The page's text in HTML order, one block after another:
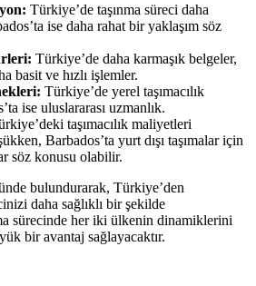
Türkiye’de taşınma süreci daha
ise daha rahat bir yaklaşım söz
Türkiye’de daha karmaşık belgeler,
basit ve hızlı işlemler.
Türkiye’de yerel taşımacılık
ise uluslararası uzmanlık.
taşımacılık maliyetleri
Barbados’ta yurt dışı taşımalar için
söz konusu olabilir.
bulundurarak, Türkiye’den
daha sağlıklı bir şekilde
sürecinde her iki ülkenin dinamiklerini
bir avantaj sağlayacaktır.